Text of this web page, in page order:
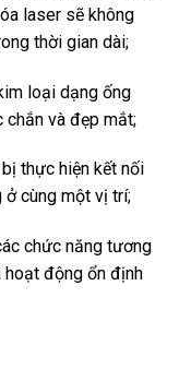
laser sẽ không
thời gian dài;
loại dạng ống
chắn và đẹp mắt;
thực hiện kết nối
ở cùng một vị trí;
chức năng tương
động ổn định